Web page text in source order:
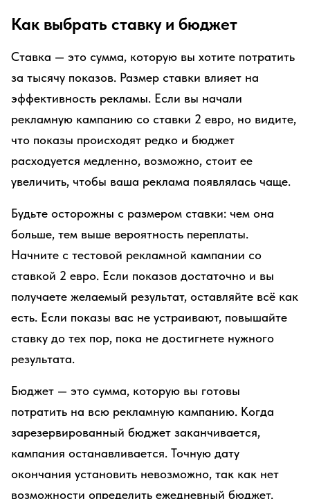
Как выбрать ставку и бюджет
Ставка — это сумма, которую вы хотите потратить
за тысячу показов. Размер ставки влияет на
эффективность рекламы. Если вы начали
рекламную кампанию со ставки 2 евро, но видите,
что показы происходят редко и бюджет
расходуется медленно, возможно, стоит ее
увеличить, чтобы ваша реклама появлялась чаще.
Будьте осторожны с размером ставки: чем она
больше, тем выше вероятность переплаты.
Начните с тестовой рекламной кампании со
ставкой 2 евро. Если показов достаточно и вы
получаете желаемый результат, оставляйте всё как
есть. Если показы вас не устраивают, повышайте
ставку до тех пор, пока не достигнете нужного
результата.
Бюджет — это сумма, которую вы готовы
потратить на всю рекламную кампанию. Когда
зарезервированный бюджет заканчивается,
кампания останавливается. Точную дату
окончания установить невозможно, так как нет
возможности определить ежедневный бюджет.